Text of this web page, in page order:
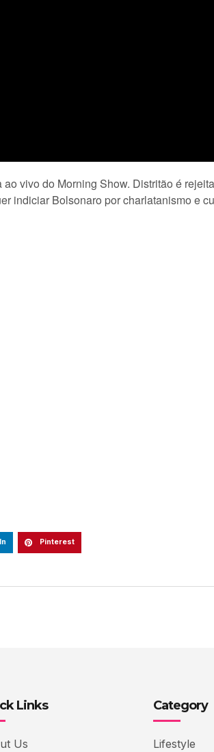
vivo do Morning Show. Distritão é
indiciar Bolsonaro por charlatanismo e
Pinterest
Links
Us
Category
Lifestyle